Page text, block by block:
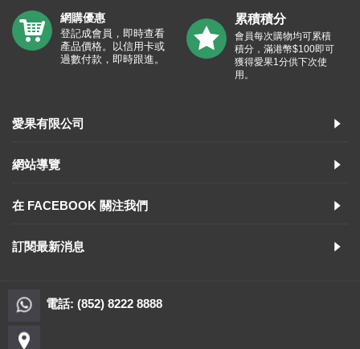
網購優惠
登記成會員，即時查看
產品價格。以信用卡或
過數付款，即時跟進。
累積積分
會員每次購物均可累積
積分，滿港幣$100即可
獲得愛果1分供下次使
用。
愛果有限公司
網站導覽
在 FACEBOOK 關注我們
訂閱最新消息
電話: (852) 8222 8888